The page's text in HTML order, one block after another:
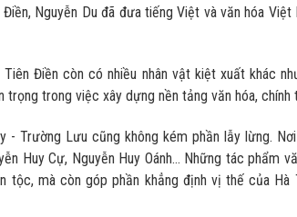
Nguyễn Du đã đưa tiếng Việt và văn hóa
Tiên Điền còn có nhiều nhân vật kiệt xuất khác
trọng trong việc xây dựng nền tảng văn hóa,
- Trường Lưu cũng không kém phần lẫy lừng.
Huy Cự, Nguyễn Huy Oánh… Những tác phẩm
tộc, mà còn góp phần khẳng định vị thế của Hà